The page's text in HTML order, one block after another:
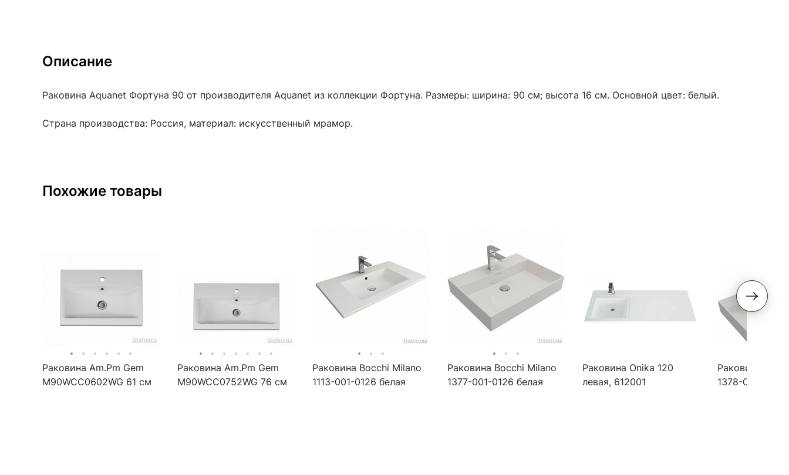
Описание
Раковина Aquanet Фортуна 90 от производителя Aquanet из коллекции Фортуна. Размеры: ширина: 90 см; высота 16 см. Основной цвет: белый.
Страна производства: Россия, материал: искусственный мрамор.
Похожие товары
Раковина Am.Pm Gem
M90WCC0602WG 61 см
Раковина Am.Pm Gem
M90WCC0752WG 76 см
Раковина Bocchi Milano
1113-001-0126 белая
Раковина Bocchi Milano
1377-001-0126 белая
Раковина Onika 120
левая, 612001
Раковина
1378-001-0126